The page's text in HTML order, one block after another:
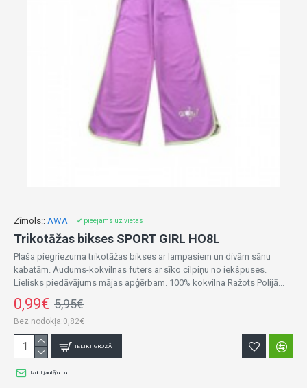
Zīmols:: AWA ✔ pieejams uz vietas
Trikotāžas bikses SPORT GIRL HO8L
Plaša piegriezuma trikotāžas bikses ar lampasiem un divām sānu
kabatām. Audums-kokvilnas futers ar sīko cilpiņu no iekšpuses.
Lielisks piedāvājums mājas apģērbam. 100% kokvilna Ražots Polijā...
0,99€ 5,95€
Bez nodokļa:0,82€
IELIKT GROZĀ
Uzdot jautājumu